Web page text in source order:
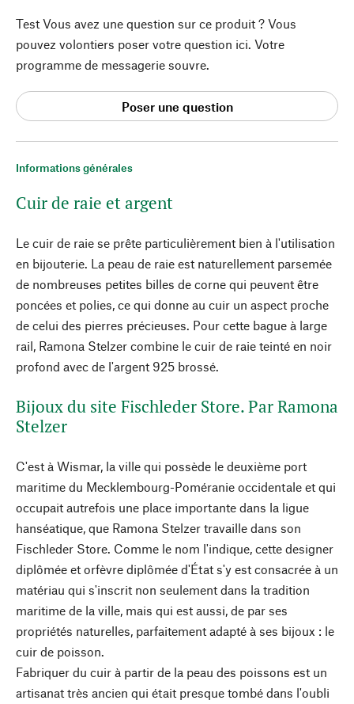
Informations générales
Cuir de raie et argent
Le cuir de raie se prête particulièrement bien à l'utilisation
en bijouterie. La peau de raie est naturellement parsemée
de nombreuses petites billes de corne qui peuvent être
poncées et polies, ce qui donne au cuir un aspect proche
de celui des pierres précieuses. Pour cette bague à large
rail, Ramona Stelzer combine le cuir de raie teinté en noir
profond avec de l'argent 925 brossé.
Bijoux du site Fischleder Store. Par Ramona
Stelzer
C'est à Wismar, la ville qui possède le deuxième port
maritime du Mecklembourg-Poméranie occidentale et qui
occupait autrefois une place importante dans la ligue
hanséatique, que Ramona Stelzer travaille dans son
Fischleder Store. Comme le nom l'indique, cette designer
diplômée et orfèvre diplômée d'État s'y est consacrée à un
matériau qui s'inscrit non seulement dans la tradition
maritime de la ville, mais qui est aussi, de par ses
propriétés naturelles, parfaitement adapté à ses bijoux : le
cuir de poisson.
Fabriquer du cuir à partir de la peau des poissons est un
artisanat très ancien qui était presque tombé dans l'oubli
Test Vous avez une question sur ce produit ? Vous
pouvez volontiers poser votre question ici. Votre
programme de messagerie souvre.
Poser une question